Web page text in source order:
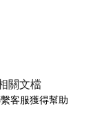
關文檔
客服獲得幫助